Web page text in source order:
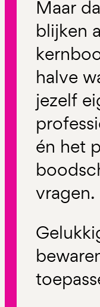
Maar
blijken
halve
jezelf
én het
vragen.